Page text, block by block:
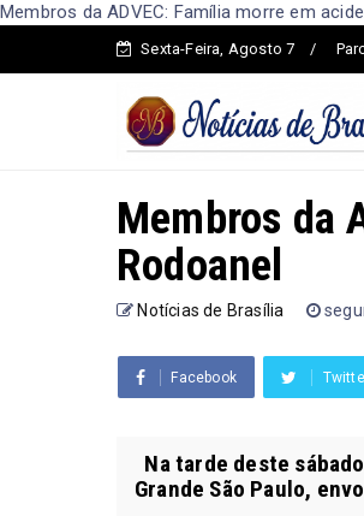
Membros da ADVEC: Família morre em
Sexta-Feira, Agosto 7
Membros da
Rodoanel
Notícias de Brasília
Facebook
Na tarde deste
Grande São Paulo,